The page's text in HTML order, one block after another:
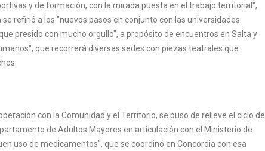
y de formación, con la mirada puesta en el trabajo territorial",
refirió a los "nuevos pasos en conjunto con las universidades
presido con mucho orgullo", a propósito de encuentros en Salta y
que recorrerá diversas sedes con piezas teatrales que
con la Comunidad y el Territorio, se puso de relieve el ciclo de
de Adultos Mayores en articulación con el Ministerio de
uso de medicamentos", que se coordinó en Concordia con esa